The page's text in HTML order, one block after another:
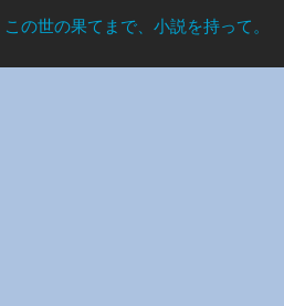
この世の果てまで、小説を持って。